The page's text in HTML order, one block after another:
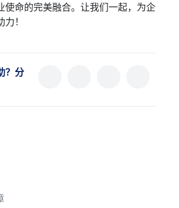
使命的完美融合。让我们一起，为企
！
？分